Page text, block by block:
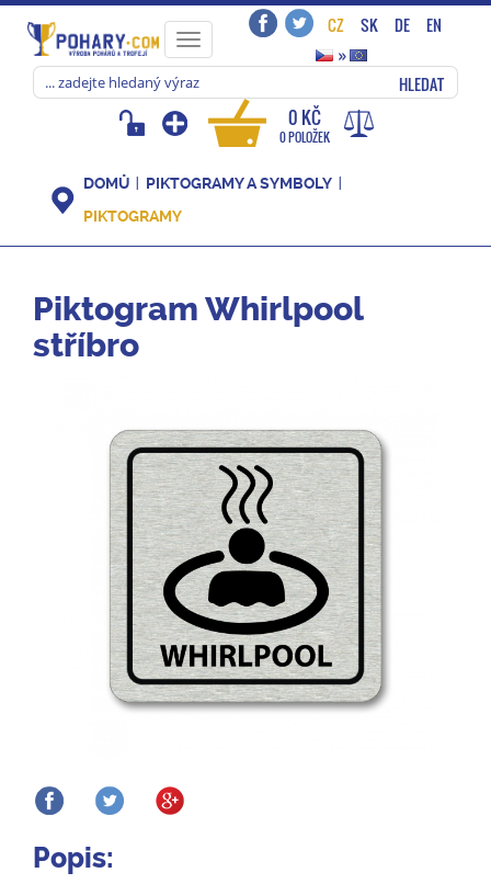
Toggle
navigation
CZ SK DE
EN
»
HLEDAT
0 KČ
0 POLOŽEK
DOMŮ
PIKTOGRAMY A SYMBOLY
PIKTOGRAMY
Piktogram Whirlpool
stříbro
Popis: